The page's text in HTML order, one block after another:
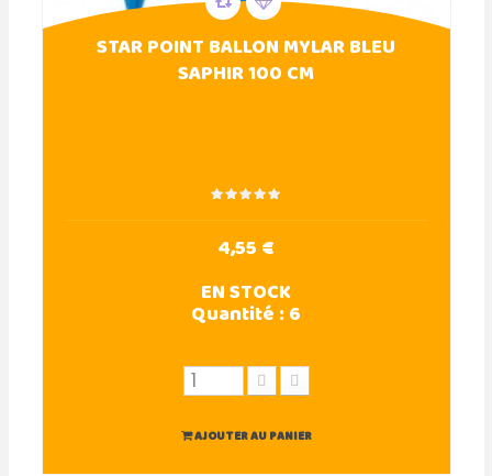
STAR POINT BALLON MYLAR BLEU
SAPHIR 100 CM
4,55 €
EN STOCK
Quantité :6
AJOUTER AU PANIER